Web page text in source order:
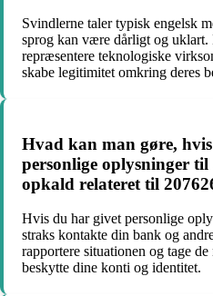
Svindlerne taler typisk engelsk
sprog kan være dårligt og
repræsentere teknologiske
skabe legitimitet omkring deres
Hvad kan man gøre,
personlige oplysninger
opkald relateret til
Hvis du har givet personlige
straks kontakte din bank og
rapportere situationen og tage
beskytte dine konti og identitet.